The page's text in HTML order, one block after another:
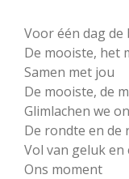
Voor één dag de
De mooiste, het
Samen met jou
De mooiste, de
Glimlachen we
De rondte en de
Vol van geluk en
Ons moment